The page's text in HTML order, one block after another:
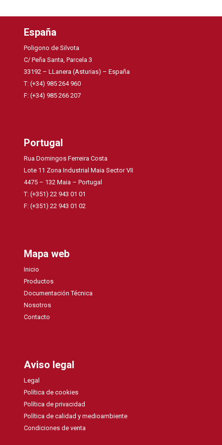
España
Poligono de Silvota
C/ Peña Santa, Parcela 3
33192 – LLanera (Asturias) – España
T: (+34) 985 264 960
F: (+34) 985 266 207
Portugal
Rua Domingos Ferreira Costa
Lote 11 Zona Industrial Maia Sector VII
4475 – 132 Maia – Portugal
T: (+351) 22 943 01 01
F: (+351) 22 943 01 02
Mapa web
Inicio
Productos
Documentación Técnica
Nosotros
Contacto
Aviso legal
Legal
Política de cookies
Política de privacidad
Política de calidad y medioambiente
Condiciones de venta